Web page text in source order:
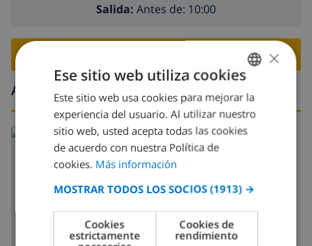
Salida: Antes de: 10:00
Alrededores
MOSTRAR MAPA
SPANISH
DUTCH
FRENCH
GERMAN
CATALAN
ITALIAN
×
Ese sitio web utiliza cookies
Este sitio web usa cookies para mejorar la
experiencia del usuario. Al utilizar nuestro
sitio web, usted acepta todas las cookies
de acuerdo con nuestra Política de
cookies. Más información
MOSTRAR TODOS LOS SOCIOS (1913) →
Cookies
estrictamente
Cookies de
rendimiento